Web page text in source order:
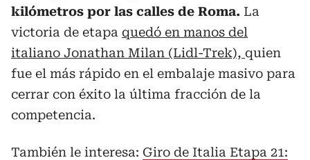
kilómetros por las calles de Roma. La
victoria de etapa quedó en manos del
italiano Jonathan Milan (Lidl-Trek), quien
fue el más rápido en el embalaje masivo para
cerrar con éxito la última fracción de la
competencia.
También le interesa: Giro de Italia Etapa 21: